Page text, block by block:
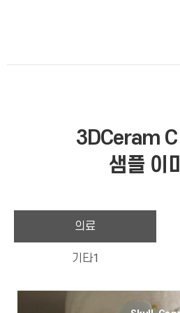
3DCeram
샘플 이
의료
기타1